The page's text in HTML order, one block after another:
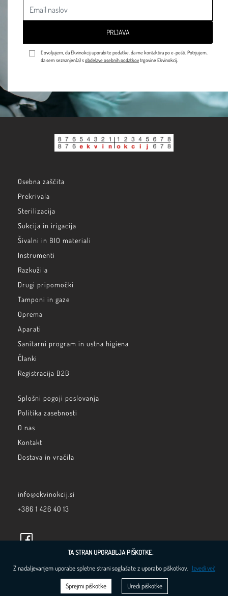
PRIJAVA
Dovoljujem, da Ekvinokcij uporabi te podatke, da me kontaktira po e-pošti. Potrjujem,
da sem seznanjen(a) sobdelave osebnih podatkovtrgovine Ekvinokcij.
Osebna zaščita
Prekrivala
Sterilizacija
Sukcija in irigacija
Šivalni in BIO materiali
Instrumenti
Razkužila
Drugi pripomočki
Tamponi in gaze
Oprema
Aparati
Sanitarni program in ustna higiena
Članki
Registracija B2B
Splošni pogoji poslovanja
Politika zasebnosti
O nas
Kontakt
Dostava in vračila
info@ekvinokcij.si
+386 1 426 40 13
TA STRAN UPORABLJA PIŠKOTKE.
Z nadaljevanjem uporabe spletne strani soglašate z uporabo piškotkov.
Izvedi več
Sprejmi piškotke Uredi piškotke